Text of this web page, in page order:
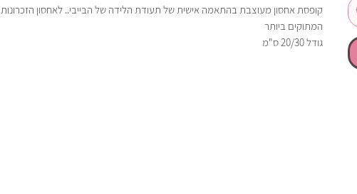
קופסת אחסון מעוצבת בהתאמה אישית של תעודת הלידה של הבייבי.. לאחסון הזכרונות
המתוקים ביותר
גודל 20/30 ס"מ